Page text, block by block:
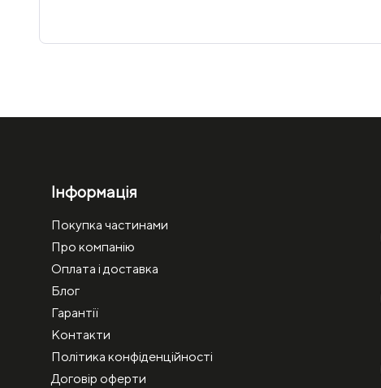
Інформація
Покупка частинами
Про компанію
Оплата і доставка
Блог
Гарантії
Контакти
Політика конфіденційності
Договір оферти